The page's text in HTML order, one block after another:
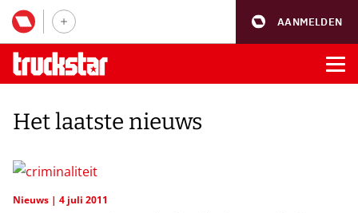
AANMELDEN
Het laatste nieuws
Nieuws 4 juli 2011